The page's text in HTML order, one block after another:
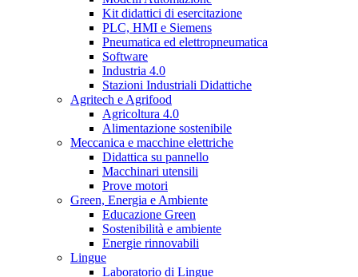
Kit didattici di esercitazione
PLC, HMI e Siemens
Pneumatica ed elettropneumatica
Software
Industria 4.0
Stazioni Industriali Didattiche
Agritech e Agrifood
Agricoltura 4.0
Alimentazione sostenibile
Meccanica e macchine elettriche
Didattica su pannello
Macchinari utensili
Prove motori
Green, Energia e Ambiente
Educazione Green
Sostenibilità e ambiente
Energie rinnovabili
Lingue
Laboratorio di Lingue